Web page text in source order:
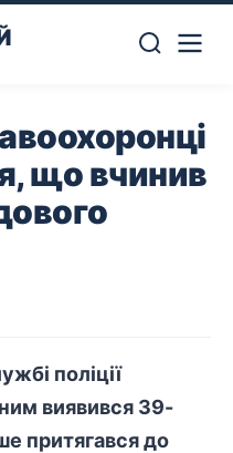
що вчинив
поліції
виявився 39-
притягався до